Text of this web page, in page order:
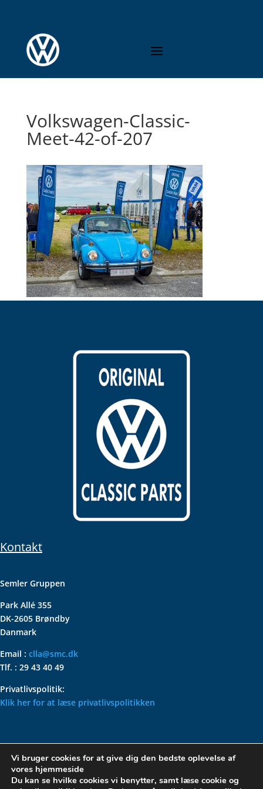
Volkswagen-Classic-
Meet-42-of-207
Kontakt
Semler Gruppen
Park Allé 355
DK-2605 Brøndby
Danmark
Email : clla@smc.dk
Tlf. : 29 43 40 49
Privatlivspolitik:
Klik her for at læse privatlivspolitikken
VOLKSWAGEN CLASSIC
PARTS – HOLDER DIN
KLASSISKE VOLKSWAGEN I
Vi bruger cookies for at give dig den bedste oplevelse af
vores hjemmeside
Du kan se hvilke cookies vi benytter, samt læse cookie og